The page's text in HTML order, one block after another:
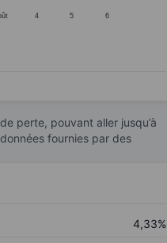
4 5 6
perte, pouvant aller jusqu’à
fournies par des
4,33%